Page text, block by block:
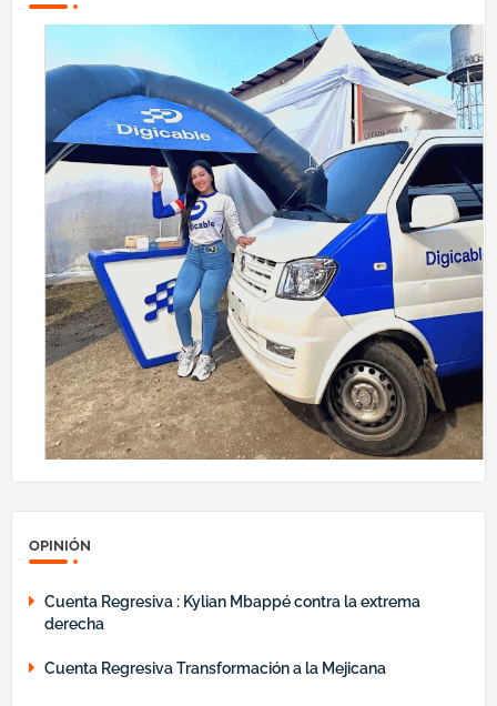
OPINIÓN
Cuenta Regresiva : Kylian Mbappé contra la extrema
derecha
Cuenta Regresiva Transformación a la Mejicana